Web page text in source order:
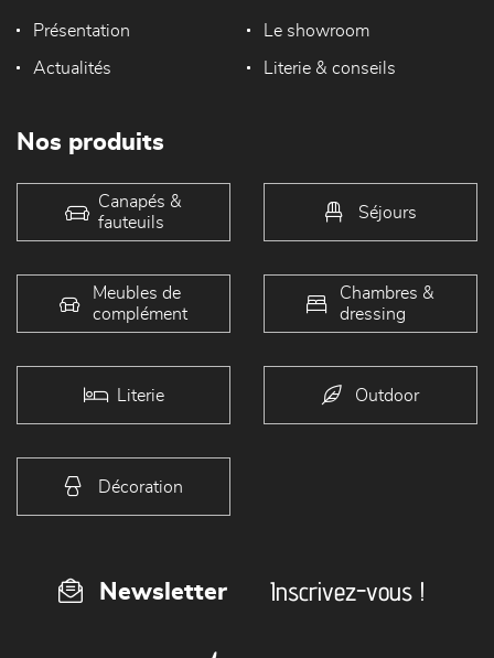
Présentation Le showroom
Actualités Literie & conseils
Nos produits
Canapés &
fauteuils
Séjours
Meubles de
complément
Chambres &
dressing
Literie Outdoor
Décoration
Newsletter Inscrivez-vous !